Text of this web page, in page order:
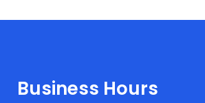
Business Hours